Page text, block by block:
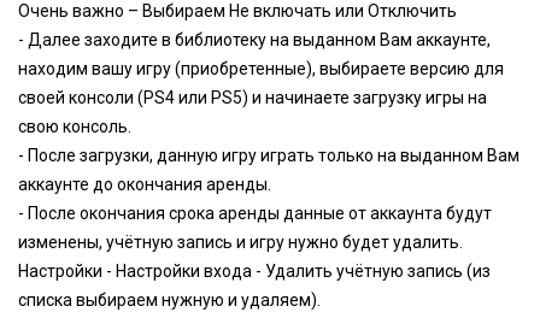
Очень важно – Выбираем Не включать или Отключить
- Далее заходите в библиотеку на выданном Вам аккаунте,
находим вашу игру (приобретенные), выбираете версию для
своей консоли (PS4 или PS5) и начинаете загрузку игры на
свою консоль.
- После загрузки, данную игру играть только на выданном Вам
аккаунте до окончания аренды.
- После окончания срока аренды данные от аккаунта будут
изменены, учётную запись и игру нужно будет удалить.
Настройки - Настройки входа - Удалить учётную запись (из
списка выбираем нужную и удаляем).